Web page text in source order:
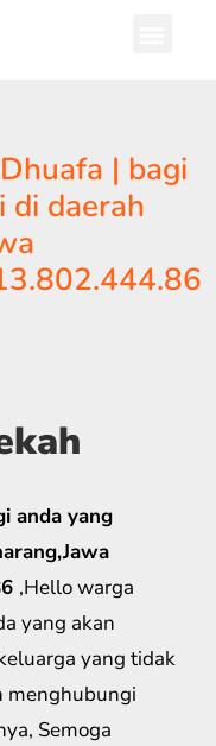
| bagi
di daerah
anda yang
,Hello warga
yang akan
yang tidak
menghubungi
Semoga